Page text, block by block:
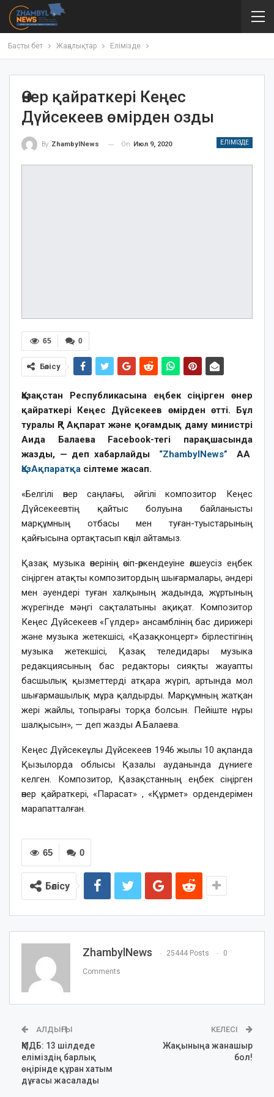
Басты бет Жаңалықтар Елімізде
Өнер қайраткері Кеңес
Дүйсекеев өмірден озды
ЕЛІМІЗДЕ
By ZhambylNews On Июл 9, 2020
0
65
Бөлісу
Қазақстан Республикасына еңбек сіңірген өнер
қайраткері Кеңес Дүйсекеев өмірден өтті. Бұл
туралы ҚР Ақпарат және қоғамдық даму министрі
Аида Балаева Facebook-тегі парақшасында
жазды, — деп хабарлайды
“ZhambylNews”
АА
ҚазАқпаратқа сілтеме жасап.
«Белгілі өнер саңлағы, әйгілі композитор Кеңес
Дүйсекеевтің қайтыс болуына байланысты
марқұмның отбасы мен туған-туыстарының
қайғысына ортақтасып көңіл айтамыз.
Қазақ музыка өнерінің өсіп-өркендеуіне өлшеусіз еңбек
сіңірген атақты композитордың шығармалары, әндері
мен әуендері туған халқының жадында, жұртының
жүрегінде мәңгі сақталатыны ақиқат. Композитор
Кеңес Дүйсекеев «Гүлдер» ансамблінің бас дирижері
және музыка жетекшісі, «Қазақконцерт» бірлестігінің
музыка жетекшісі, Қазақ теледидары музыка
редакциясының бас редакторы сияқты жауапты
басшылық қызметтерді атқара жүріп, артында мол
шығармашылық мұра қалдырды. Марқұмның жатқан
жері жайлы, топырағы торқа болсын. Пейіште нұры
шалқысын», — деп жазды А.Балаева.
Кеңес Дүйсекеұлы Дүйсекеев 1946 жылы 10 ақпанда
Қызылорда облысы Қазалы ауданында дүниеге
келген. Композитор, Қазақстанның еңбек сіңірген
өнер қайраткері, «Парасат» , «Құрмет» ордендерімен
марапатталған.
0
65
Бөлісу
ZhambylNews 25444 Posts 0
Comments
АЛДЫҢҒЫ
ҚМДБ: 13 шілдеде
еліміздің барлық
өңірінде құран хатым
дұғасы жасалады
КЕЛЕСІ
Жақыныңа жанашыр
бол!